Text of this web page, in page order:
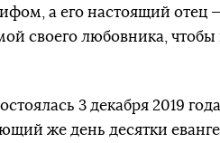
а его настоящий отец
своего любовника,
3 декабря 2019
же день десятки